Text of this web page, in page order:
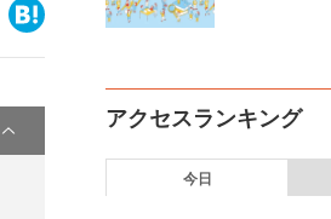
アクセスランキング
今日